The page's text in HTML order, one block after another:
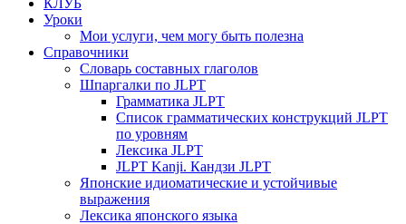
КЛУБ
Уроки
Мои услуги, чем могу быть полезна
Справочники
Словарь составных глаголов
Шпаргалки по JLPT
Грамматика JLPT
Список грамматических конструкций JLPT
по уровням
Лексика JLPT
JLPT Kanji. Кандзи JLPT
Японские идиоматические и устойчивые
выражения
Лексика японского языка